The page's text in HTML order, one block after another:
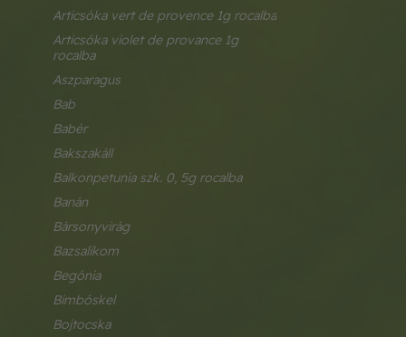
articsóka vert de provence 1g rocalba
articsóka violet de provance 1g
rocalba
aszparagus
bab
babér
bakszakáll
balkonpetunia szk. 0, 5g rocalba
banán
bársonyvirág
bazsalikom
begónia
bimbóskel
bojtocska